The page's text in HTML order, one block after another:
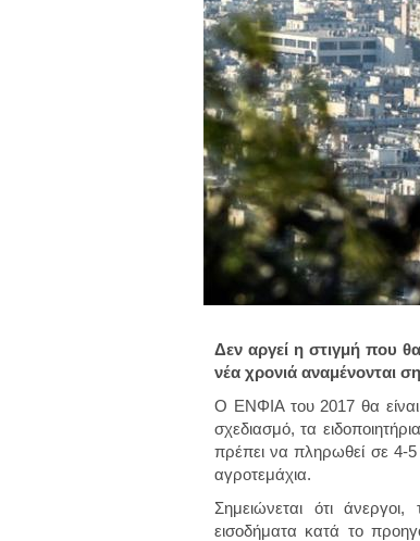
Δεν αργεί η στιγμή που
νέα χρονιά αναμένονται
Ο ΕΝΦΙΑ του 2017 θα
σχεδιασμό, τα
πρέπει να πληρωθεί σε 4-5
αγροτεμάχια.
Σημειώνεται ότι
εισοδήματα κατά το